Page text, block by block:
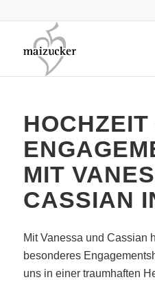
HOCHZEIT
MIT
CASSIAN
Mit Vanessa und Cassian
besonderes
uns in einer traumhaften